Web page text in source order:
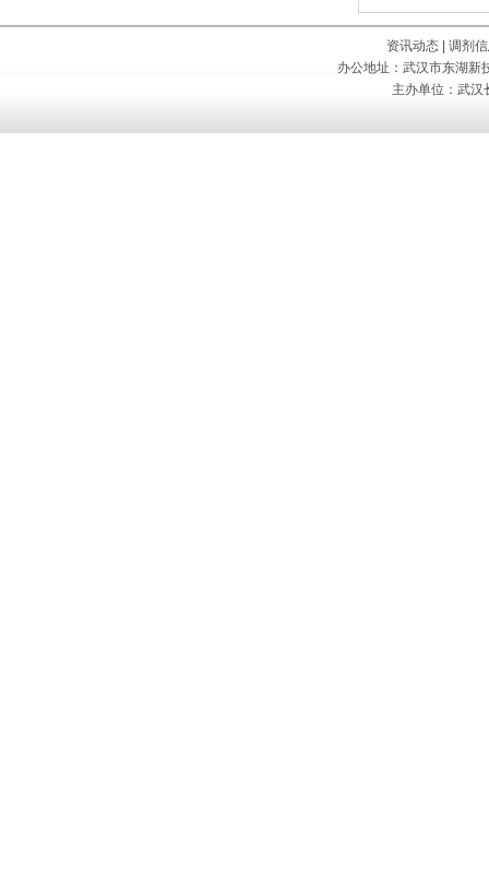
资讯动态 |调剂
办公地址：武汉市东湖新
主办单位：武